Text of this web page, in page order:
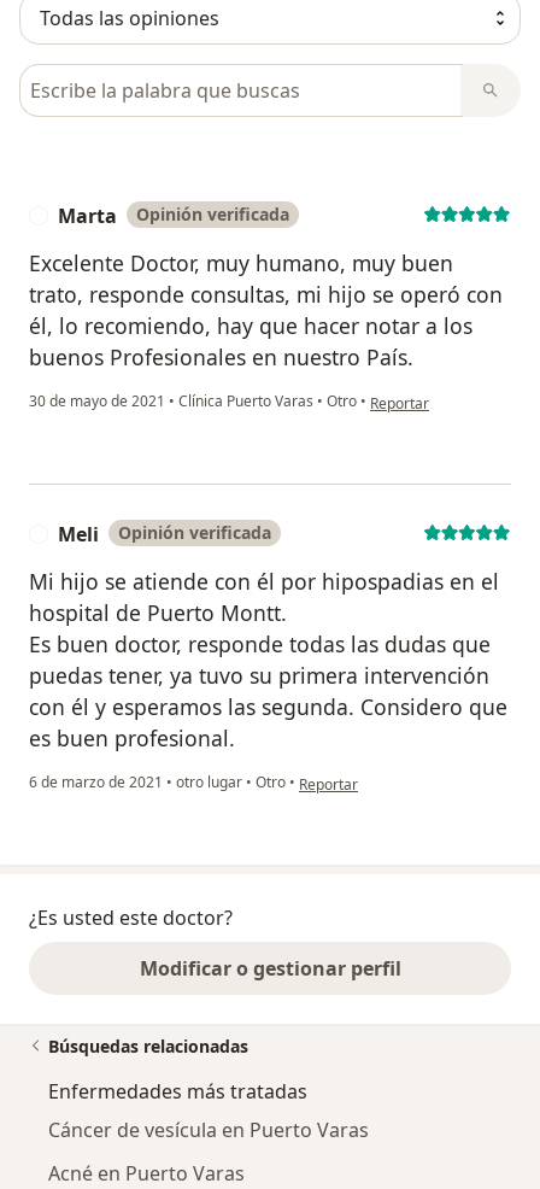
Busca en opiniones
Marta Opinión verificada
Excelente Doctor, muy humano, muy buen
trato, responde consultas, mi hijo se operó con
él, lo recomiendo, hay que hacer notar a los
buenos Profesionales en nuestro País.
30 de mayo de 2021 • Clínica Puerto Varas • Otro • en opinión del usuario
Reportar
Meli Opinión verificada
Mi hijo se atiende con él por hipospadias en el
hospital de Puerto Montt.
Es buen doctor, responde todas las dudas que
puedas tener, ya tuvo su primera intervención
con él y esperamos las segunda. Considero que
es buen profesional.
6 de marzo de 2021 • otro lugar • Otro • en opinión del usuario Meli
Reportar
¿Es usted este doctor?
Modificar o gestionar perfil
Búsquedas relacionadas
Enfermedades más tratadas
Cáncer de vesícula en Puerto Varas
Acné en Puerto Varas